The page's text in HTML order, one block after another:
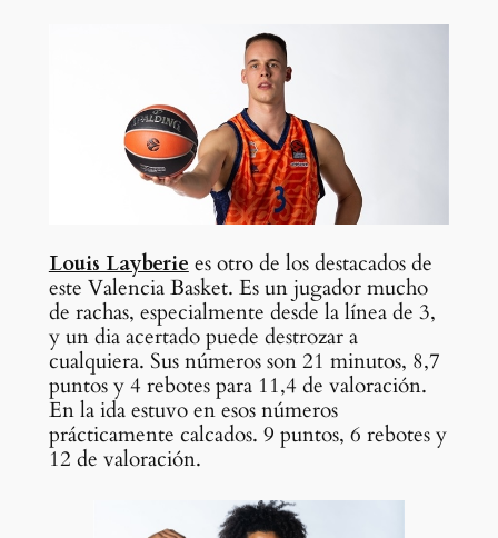
Louis Layberie es otro de los destacados de
este Valencia Basket. Es un jugador mucho
de rachas, especialmente desde la línea de 3,
y un dia acertado puede destrozar a
cualquiera. Sus números son 21 minutos, 8,7
puntos y 4 rebotes para 11,4 de valoración.
En la ida estuvo en esos números
prácticamente calcados. 9 puntos, 6 rebotes y
12 de valoración.